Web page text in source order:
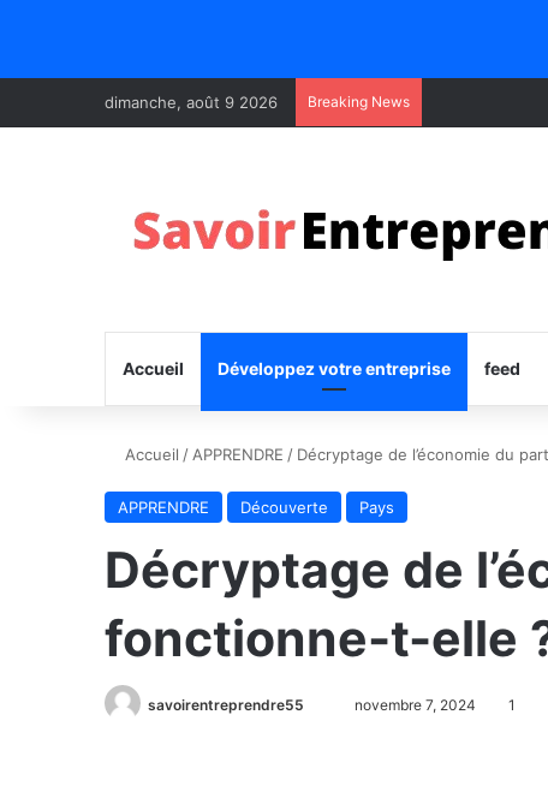
dimanche, août 9 2026 Breaking News
Accueil Développez votre entreprise feed
Accueil / APPRENDRE / Décryptage de l’économie du
APPRENDRE Découverte Pays
Décryptage de
fonctionne-t-elle
savoirentreprendre55 novembre 7, 2024 1